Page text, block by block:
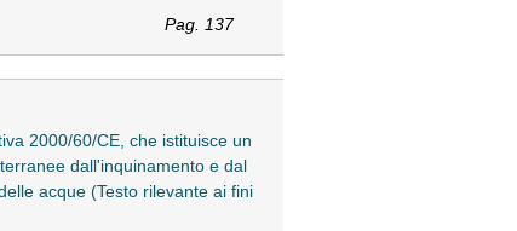
Pag. 137
2000/60/CE, che istituisce un
dall'inquinamento e dal
acque (Testo rilevante ai fini